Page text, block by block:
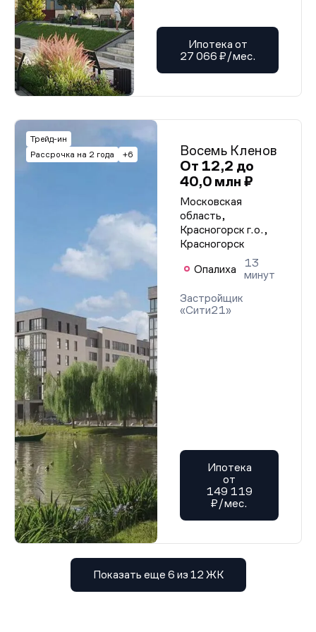
Проектная декларация от 21.01.2026 г.
Проектная декларация от 21.01.2026 г.
Проектная декларация от 21.01.2026 г.
Проектная декларация от 21.01.2026 г.
Проектная декларация от 21.01.2026 г.
Проектная декларация от 21.01.2026 г.
Проектная декларация от 21.01.2026 г.
Проектная декларация от 21.01.2026 г.
Проектная декларация от 21.01.2026 г.
Проектная декларация от 21.01.2026 г.
Проектная декларация от 21.01.2026 г.
Проектная декларация от 21.01.2026 г.
Проектная декларация от 21.01.2026 г.
Проектная декларация от 21.01.2026 г.
Проектная декларация от 21.01.2026 г.
Проектная декларация от 21.01.2026 г.
Проектная декларация от 21.01.2026 г.
Проектная декларация от 21.01.2026 г.
Проектная декларация от 21.01.2026 г.
Проектная декларация от 21.01.2026 г.
Проектная декларация от 21.01.2026 г.
Проектная декларация от 21.01.2026 г.
Проектная декларация от 21.01.2026 г.
Проектная декларация от 21.01.2026 г.
Проектная декларация от 21.01.2026 г.
Проектная декларация от 21.01.2026 г.
Проектная декларация от 21.01.2026 г.
Проектная декларация от 21.01.2026 г.
Проектная декларация от 21.01.2026 г.
Проектная декларация от 21.01.2026 г.
Проектная декларация от 21.01.2026 г.
Проектная декларация от 21.01.2026 г.
Проектная декларация от 21.01.2026 г.
Проектная декларация от 21.01.2026 г.
Проектная декларация от 21.01.2026 г.
Проектная декларация от 21.01.2026 г.
Проектная декларация от 21.01.2026 г.
Проектная декларация от 21.01.2026 г.
Проектная декларация от 21.01.2026 г.
Проектная декларация от 21.01.2026 г.
Проектная декларация от 21.01.2026 г.
Проектная декларация от 21.01.2026 г.
Проектная декларация от 21.01.2026 г.
Проектная декларация от 21.01.2026 г.
Проектная декларация от 21.01.2026 г.
Проектная декларация от 21.01.2026 г.
Проектная декларация от 21.01.2026 г.
Ипотека от
27 066 ₽/мес.
Трейд-ин
Рассрочка на 2 года
+6
Восемь Кленов
От 12,2 до
40,0 млн ₽
Московская
область,
Красногорск г.о.,
Красногорск
Опалиха
13
минут
Застройщик
«Сити21»
Ипотека
от
149 119
₽/мес.
Показать еще 6 из 12 ЖК